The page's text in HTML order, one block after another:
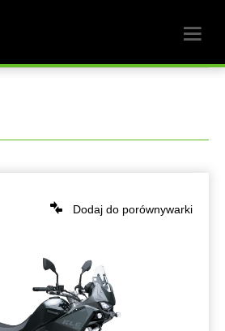
Dodaj do porównywarki